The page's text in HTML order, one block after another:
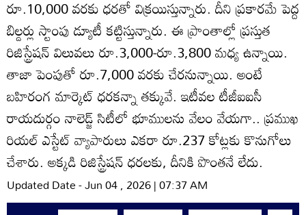
రూ.10,000 వరకు ధరతో విక్రయిస్తున్నారు. దీని ప్రకారమే పెద్ద
బిల్డర్లు స్టాంపు డ్యూటీ కట్టిస్తున్నారు. ఈ ప్రాంతాల్లో ప్రస్తుత
రిజిస్ట్రేషన్‌ విలువలు రూ.3,000-రూ.3,800 మధ్య ఉన్నాయి.
తాజా పెంపుతో రూ.7,000 వరకు చేరనున్నాయి. అంటే
బహిరంగ మార్కెట్‌ ధరకన్నా తక్కువే. ఇటీవల టీజీఐఐసీ
రాయదుర్గం నాలెడ్జ్‌ సిటీలో భూములను వేలం వేయగా.. ప్రముఖ
రియల్‌ ఎస్టేట్‌ వ్యాపారులు ఎకరా రూ.237 కోట్లకు కొనుగోలు
చేశారు. అక్కడి రిజిస్ట్రేషన్‌ ధరలకు, దీనికి పొంతనే లేదు.
Updated Date - Jun 04 , 2026 | 07:37 AM